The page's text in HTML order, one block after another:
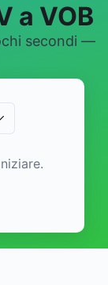
a VOB
secondi —